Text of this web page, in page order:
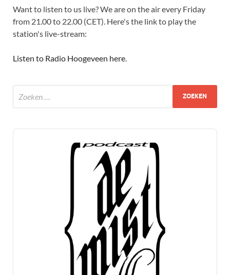
Want to listen to us live? We are on the air every Friday
from 21.00 to 22.00 (CET). Here's the link to play the
station's live-stream:
Listen to Radio Hoogeveen here.
Audio